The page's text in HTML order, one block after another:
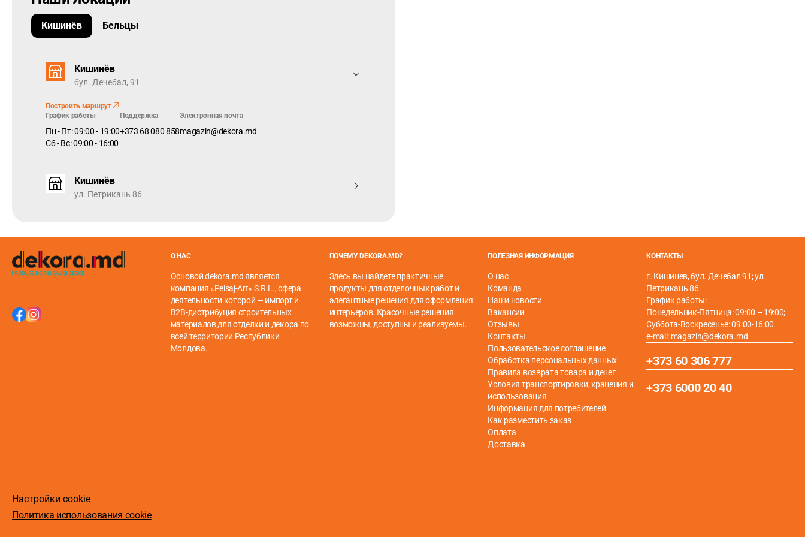
Кишинёв Бельцы
Кишинёв
бул. Дечебал, 91
Построить маршрут
График работы
Пн - Пт: 09:00 - 19:00
Сб - Вс: 09:00 - 16:00
Поддержка
+373 68 080 858
Электронная почта
magazin@dekora.md
Кишинёв
ул. Петрикань 86
О НАС
Основой dekora.md является
компания «Peisaj-Art» S.R.L., сфера
деятельности которой — импорт и
B2B-дистрибуция строительных
материалов для отделки и декора по
всей территории Республики
Молдова.
ПОЧЕМУ DEKORA.MD?
Здесь вы найдете практичные
продукты для отделочных работ и
элегантные решения для оформления
интерьеров. Красочные решения
возможны, доступны и реализуемы.
ПОЛЕЗНАЯ ИНФОРМАЦИЯ
О нас
Команда
Наши новости
Вакансии
Отзывы
Контакты
Пользовательское соглашение
Обработка персональных данных
Правила возврата товара и денег
Условия транспортировки, хранения и
использования
Информация для потребителей
Как разместить заказ
Оплата
Доставка
КОНТАКТЫ
г. Кишинев, бул. Дечебал 91; ул.
Петрикань 86
График работы:
Понедельник-Пятница: 09:00 – 19:00;
Суббота-Воскресенье: 09:00-16:00
e-mail: magazin@dekora.md
+373 60 306 777
+373 6000 20 40
Настройки cookie
Политика использования cookie